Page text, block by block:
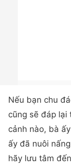
Nếu bạn chu
cũng sẽ đáp lại
cảnh nào, bà
ấy đã nuôi
hãy lưu tâm